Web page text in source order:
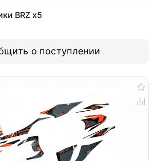
BRZ x5
о поступлении